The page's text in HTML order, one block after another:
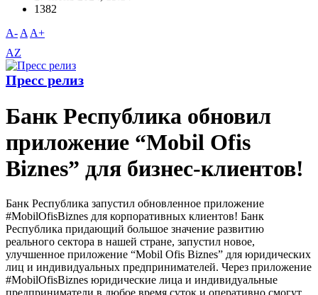
1382
A- A A+
AZ
Пресс релиз
Банк Республика обновил
приложение “Mobil Ofis
Biznes” для бизнес-клиентов!
Банк Республика запустил обновленное приложение
#MobilOfisBiznes для корпоративных клиентов! Банк
Республика придающий большое значение развитию
реального сектора в нашей стране, запустил новое,
улучшенное приложение “Mobil Ofis Biznes” для юридических
лиц и индивидуальных предпринимателей. Через приложение
#MobilOfisBiznes юридические лица и индивидуальные
предприниматели в любое время суток и оперативно смогут